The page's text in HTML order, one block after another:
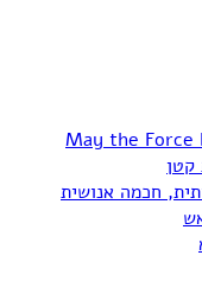
קטן
חכמה אנושית